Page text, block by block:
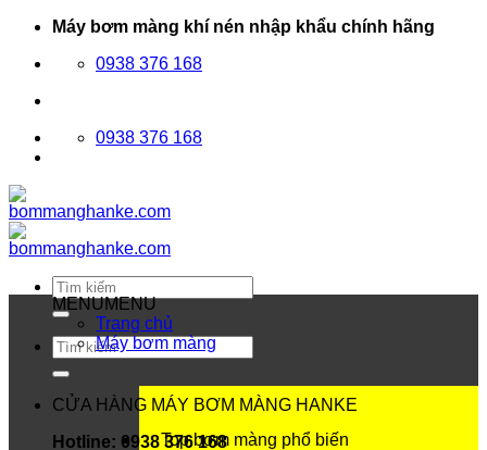
Máy bơm màng khí nén nhập khẩu chính hãng
0938 376 168
0938 376 168
Tìm
kiếm:
Tìm
kiếm:
CỬA HÀNG MÁY BƠM MÀNG HANKE
Hotline: 0938 376 168
MENUMENU
Trang chủ
Máy bơm màng
Top bơm màng phổ biến